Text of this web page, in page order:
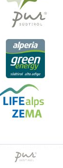
CONTROLLATA